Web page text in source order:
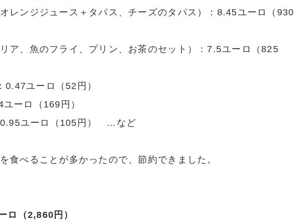
レンジジュース＋タパス、チーズのタパス）：8.45ユーロ（930
ア、魚のフライ、プリン、お茶のセット）：7.5ユーロ（825
0.47ユーロ（52円）
ーロ（169円）
0.95ユーロ（105円） …など
食べることが多かったので、節約できました。
ロ（2,860円）